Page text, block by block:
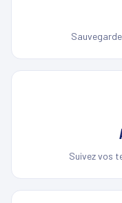
Suivez vos